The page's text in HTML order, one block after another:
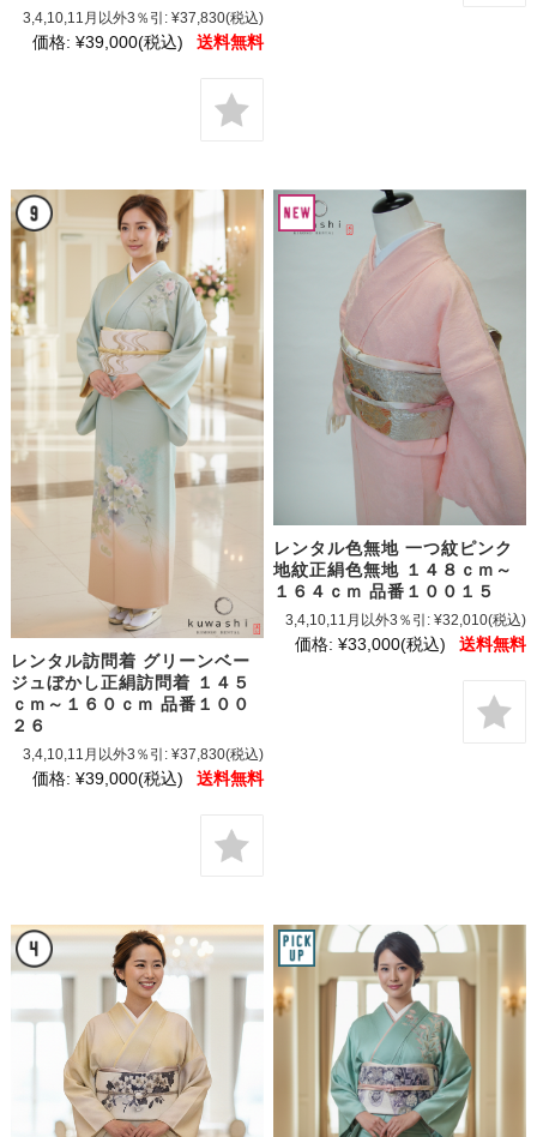
3,4,10,11月以外3％引: ¥37,830(税込)
価格: ¥39,000(税込) 送料無料
レンタル訪問着 グリーンベー
ジュぼかし正絹訪問着 １４５
ｃｍ～１６０ｃｍ 品番１００
２６
3,4,10,11月以外3％引: ¥37,830(税込)
価格: ¥39,000(税込) 送料無料
レンタル色無地 一つ紋ピンク
地紋正絹色無地 １４８ｃｍ～
１６４ｃｍ 品番１００１５
3,4,10,11月以外3％引: ¥32,010(税込)
価格: ¥33,000(税込) 送料無料